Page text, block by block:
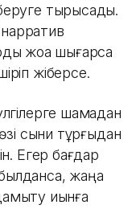
тырысады.
нарратив
жоққа шығарса
жіберсе.
шамадан
сыни тұрғыдан
Егер бағдар
жаңа
қиынға